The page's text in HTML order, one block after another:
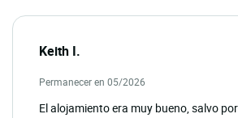
Keith I.
Permanecer en 05/2026
El alojamiento era muy bueno, salvo